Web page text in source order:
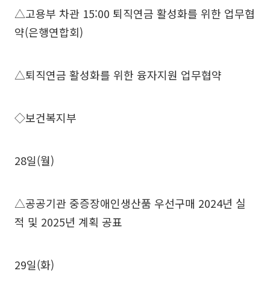
△고용부 차관 15:00 퇴직연금 활성화를 위한 업무협
약(은행연합회)
△퇴직연금 활성화를 위한 융자지원 업무협약
◇보건복지부
28일(월)
△공공기관 중증장애인생산품 우선구매 2024년 실
적 및 2025년 계획 공표
29일(화)